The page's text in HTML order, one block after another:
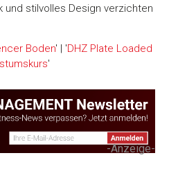
und stilvolles Design verzichten
Boden' | 'DHZ Plate Loaded
'
-Anzeige-